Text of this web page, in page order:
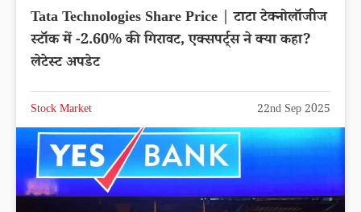
Tata Technologies Share Price | टाटा टेक्नोलॉजीज
स्टॉक में -2.60% की गिरावट, एक्सपर्ट्स ने क्या कहा?
लेटेस्ट अपडेट
Stock Market 22nd Sep 2025